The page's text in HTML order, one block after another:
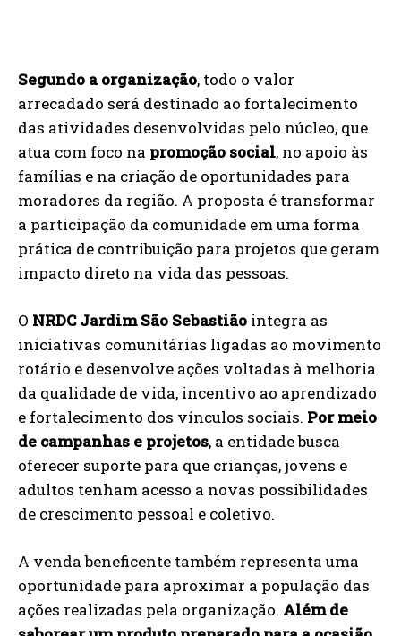
Segundo a organização, todo o valor
arrecadado será destinado ao fortalecimento
das atividades desenvolvidas pelo núcleo, que
atua com foco na promoção social, no apoio às
famílias e na criação de oportunidades para
moradores da região. A proposta é transformar
a participação da comunidade em uma forma
prática de contribuição para projetos que geram
impacto direto na vida das pessoas.
O NRDC Jardim São Sebastião integra as
iniciativas comunitárias ligadas ao movimento
rotário e desenvolve ações voltadas à melhoria
da qualidade de vida, incentivo ao aprendizado
e fortalecimento dos vínculos sociais. Por meio
de campanhas e projetos, a entidade busca
oferecer suporte para que crianças, jovens e
adultos tenham acesso a novas possibilidades
de crescimento pessoal e coletivo.
A venda beneficente também representa uma
oportunidade para aproximar a população das
ações realizadas pela organização. Além de